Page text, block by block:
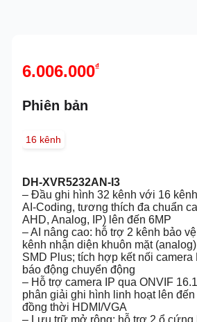
6.006.000₫
Phiên bản
16 kênh
DH-XVR5232AN-I3
– Đầu ghi hình 32 kênh với 16
AI-Coding, tương thích đa chuẩn
AHD, Analog, IP) lên đến 6MP
– AI nâng cao: hỗ trợ 2 kênh bảo
kênh nhận diện khuôn mặt
SMD Plus; tích hợp kết nối camera
báo động chuyển động
– Hỗ trợ camera IP qua ONVIF
phân giải ghi hình linh hoạt lên
đồng thời HDMI/VGA
– Lưu trữ mở rộng: hỗ trợ 2 ổ cứng